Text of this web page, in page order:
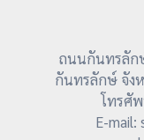
ถนนกันทรลัก
กันทรลักษ์ จัง
โทรศั
E-mail: